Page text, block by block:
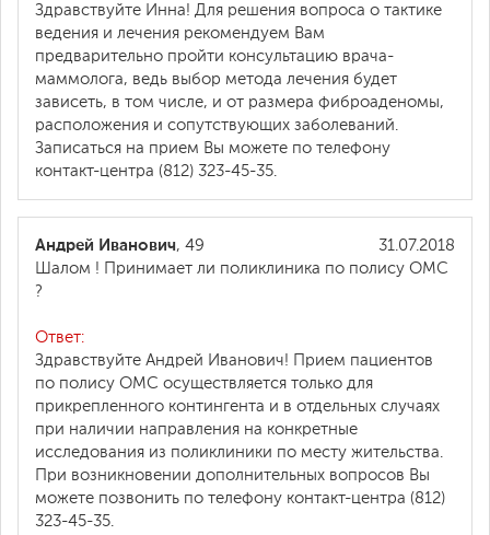
Здравствуйте Инна! Для решения вопроса о тактике
ведения и лечения рекомендуем Вам
предварительно пройти консультацию врача-
маммолога, ведь выбор метода лечения будет
зависеть, в том числе, и от размера фиброаденомы,
расположения и сопутствующих заболеваний.
Записаться на прием Вы можете по телефону
контакт-центра (812) 323-45-35.
31.07.2018
Андрей Иванович, 49
Шалом ! Принимает ли поликлиника по полису ОМС
?
Ответ:
Здравствуйте Андрей Иванович! Прием пациентов
по полису ОМС осуществляется только для
прикрепленного контингента и в отдельных случаях
при наличии направления на конкретные
исследования из поликлиники по месту жительства.
При возникновении дополнительных вопросов Вы
можете позвонить по телефону контакт-центра (812)
323-45-35.